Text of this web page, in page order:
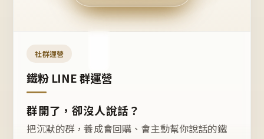
開團
嗎？
社群運營
鐵粉 LINE 群運營
群開了，卻沒人說話？
把沉默的群，養成會回購、會主動幫你說話的鐵